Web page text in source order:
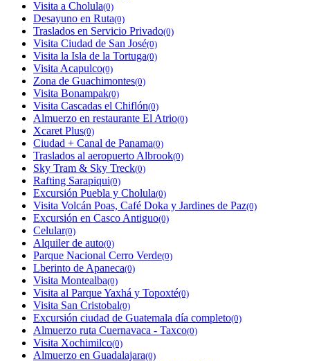
Visita a Cholula(0)
Desayuno en Ruta(0)
Traslados en Servicio Privado(0)
Visita Ciudad de San José(0)
Visita la Isla de la Tortuga(0)
Visita Acapulco(0)
Zona de Guachimontes(0)
Visita Bonampak(0)
Visita Cascadas el Chiflón(0)
Almuerzo en restaurante El Atrio(0)
Xcaret Plus(0)
Ciudad + Canal de Panama(0)
Traslados al aeropuerto Albrook(0)
Sky Tram & Sky Treck(0)
Rafting Sarapiqui(0)
Excursión Puebla y Cholula(0)
Visita Volcán Poas, Café Doka y Jardines de Paz(0)
Excursión en Casco Antiguo(0)
Celular(0)
Alquiler de auto(0)
Parque Nacional Cerro Verde(0)
Lberinto de Apaneca(0)
Visita Montealba(0)
Visita al Parque Yaxhá y Topoxté(0)
Visita San Cristobal(0)
Excursión ciudad de Guatemala día completo(0)
Almuerzo ruta Cuernavaca - Taxco(0)
Visita Xochimilco(0)
Almuerzo en Guadalajara(0)